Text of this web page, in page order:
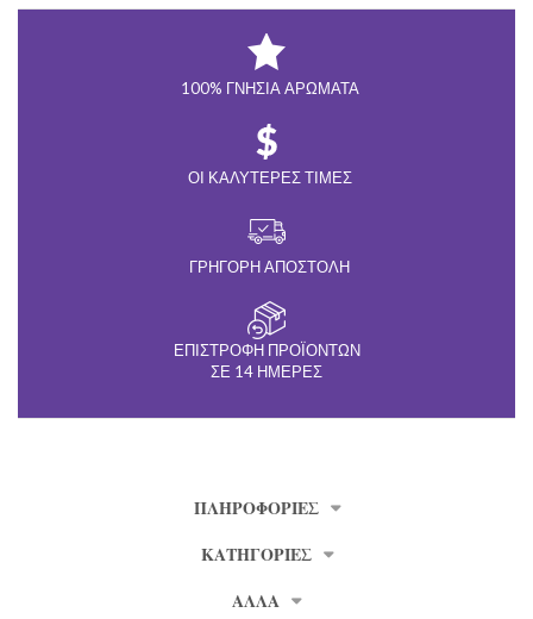
100% ΓΝΉΣΙΑ ΑΡΏΜΑΤΑ
ΟΙ ΚΑΛΎΤΕΡΕΣ ΤΙΜΈΣ
ΓΡΉΓΟΡΗ ΑΠΟΣΤΟΛΉ
ΕΠΙΣΤΡΟΦΉ ΠΡΟΪΌΝΤΩΝ
ΣΕ 14 ΗΜΈΡΕΣ
ΠΛΗΡΟΦΟΡΊΕΣ
ΚΑΤΗΓΟΡΙΕΣ
ΑΛΛΑ